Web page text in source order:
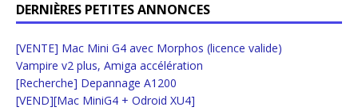
DERNIÈRES PETITES ANNONCES
[VENTE] Mac Mini G4 avec Morphos (licence valide)
Vampire v2 plus, Amiga accélération
[Recherche] Depannage A1200
[VEND][Mac MiniG4 + Odroid XU4]